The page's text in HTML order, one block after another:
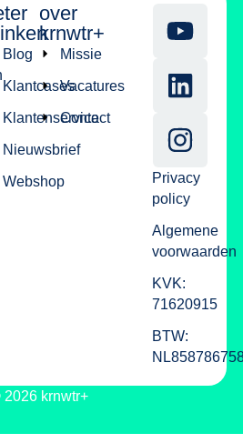
Blog
Klantcases
Klantenservice
Nieuwsbrief
Webshop
over
krnwtr+
Missie
Vacatures
Contact
Privacy
policy
Algemene
voorwaarden
KVK:
71620915
BTW:
krnwtr+